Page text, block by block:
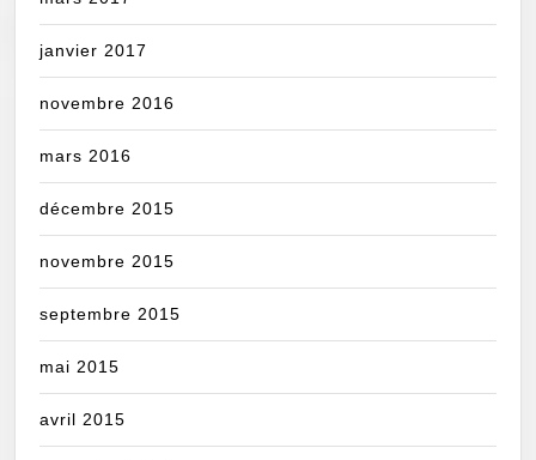
janvier 2017
novembre 2016
mars 2016
décembre 2015
novembre 2015
septembre 2015
mai 2015
avril 2015